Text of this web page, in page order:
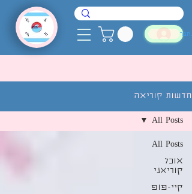
חדשות קוריאה
All Posts
אוכל
קוריאני
קיי-פופ
All Posts